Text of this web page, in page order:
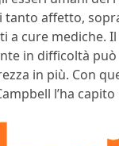
tanto affetto,
a cure mediche.
in difficoltà
in più. Con
l’ha